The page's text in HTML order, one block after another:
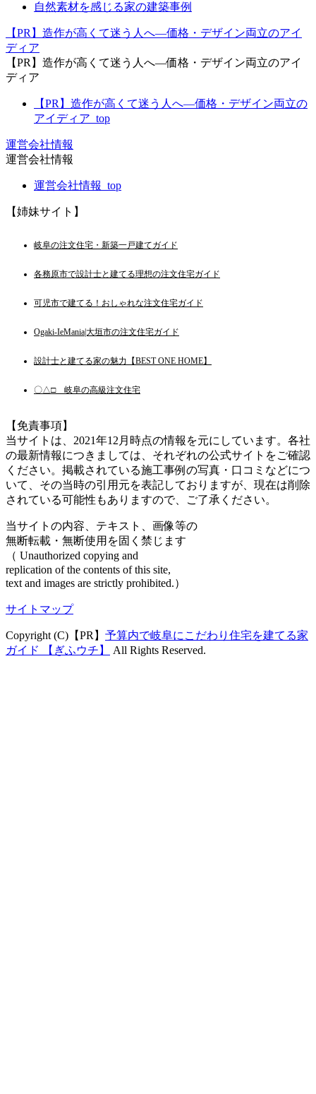
自然素材を感じる家の建築事例
【PR】造作が高くて迷う人へ―価格・デザイン両立のアイ
ディア
【PR】造作が高くて迷う人へ―価格・デザイン両立のアイ
ディア
【PR】造作が高くて迷う人へ―価格・デザイン両立の
アイディア_top
運営会社情報
運営会社情報
運営会社情報_top
【姉妹サイト】
岐阜の注文住宅・新築一戸建てガイド
各務原市で設計士と建てる理想の注文住宅ガイド
可児市で建てる！おしゃれな注文住宅ガイド
Ogaki-IeMania|大垣市の注文住宅ガイド
設計士と建てる家の魅力【BEST ONE HOME】
〇△□ 岐阜の高級注文住宅
【免責事項】
当サイトは、2021年12月時点の情報を元にしています。各社
の最新情報につきましては、それぞれの公式サイトをご確認
ください。掲載されている施工事例の写真・口コミなどにつ
いて、その当時の引用元を表記しておりますが、現在は削除
されている可能性もありますので、ご了承ください。
当サイトの内容、テキスト、画像等の
無断転載・無断使用を固く禁じます
（ Unauthorized copying and
replication of the contents of this site,
text and images are strictly prohibited.）
サイトマップ
Copyright (C)【PR】 予算内で岐阜にこだわり住宅を建てる家
ガイド 【ぎふウチ】
All Rights Reserved.